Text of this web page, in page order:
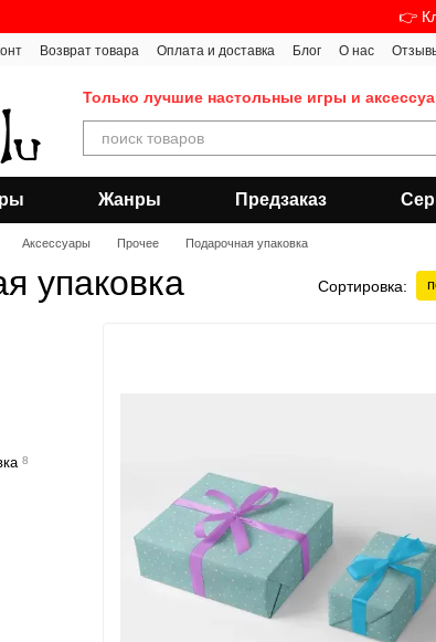
👉
Возврат товара Оплата и доставка Блог О нас
Только лучшие настольные игры и
Жанры Предзаказ
Аксессуары Прочее Подарочная упаковка
упаковка Сортировка:
8